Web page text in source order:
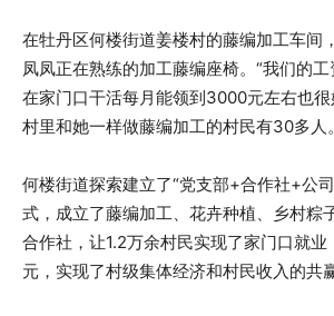
在牡丹区何楼街道姜楼村的藤编加工车间
凤凤正在熟练的加工藤编座椅。“我们的工
在家门口干活每月能领到3000元左右也很
村里和她一样做藤编加工的村民有30多人。
何楼街道探索建立了“党支部+合作社+公
式，成立了藤编加工、花卉种植、乡村粽
合作社，让1.2万余村民实现了家门口就
元，实现了村级集体经济和村民收入的共赢